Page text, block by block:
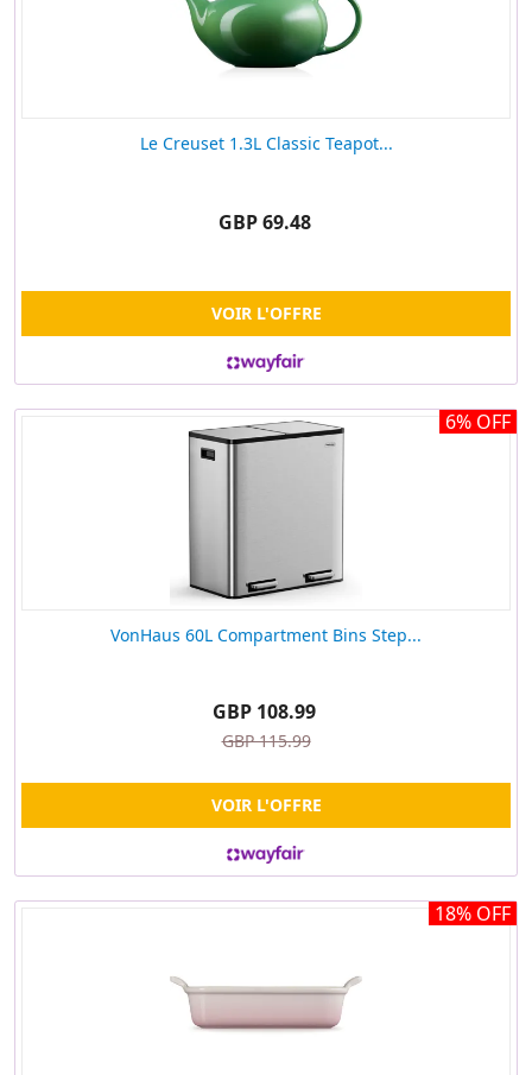
Le Creuset 1.3L Classic Teapot...
GBP 69.48
VOIR L'OFFRE
6% OFF
VonHaus 60L Compartment Bins Step...
GBP 108.99
GBP 115.99
VOIR L'OFFRE
18% OFF